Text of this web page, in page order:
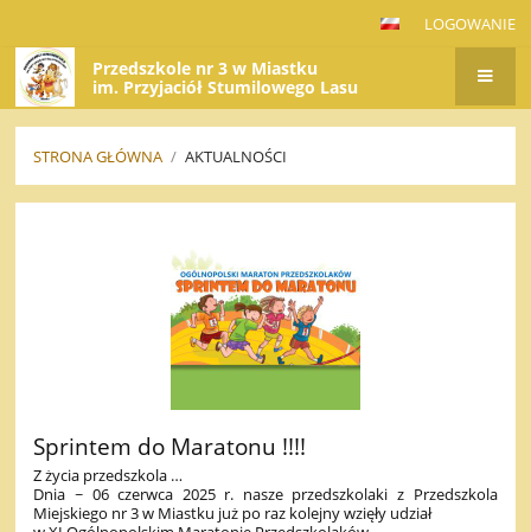
LOGOWANIE
Przedszkole nr 3 w Miastku
im. Przyjaciół Stumilowego Lasu
STRONA GŁÓWNA / AKTUALNOŚCI
Sprintem do Maratonu !!!!
Z życia przedszkola …
Dnia ~ 06 czerwca 2025 r. nasze przedszkolaki z Przedszkola
Miejskiego nr 3 w Miastku już po raz kolejny wzięły udział